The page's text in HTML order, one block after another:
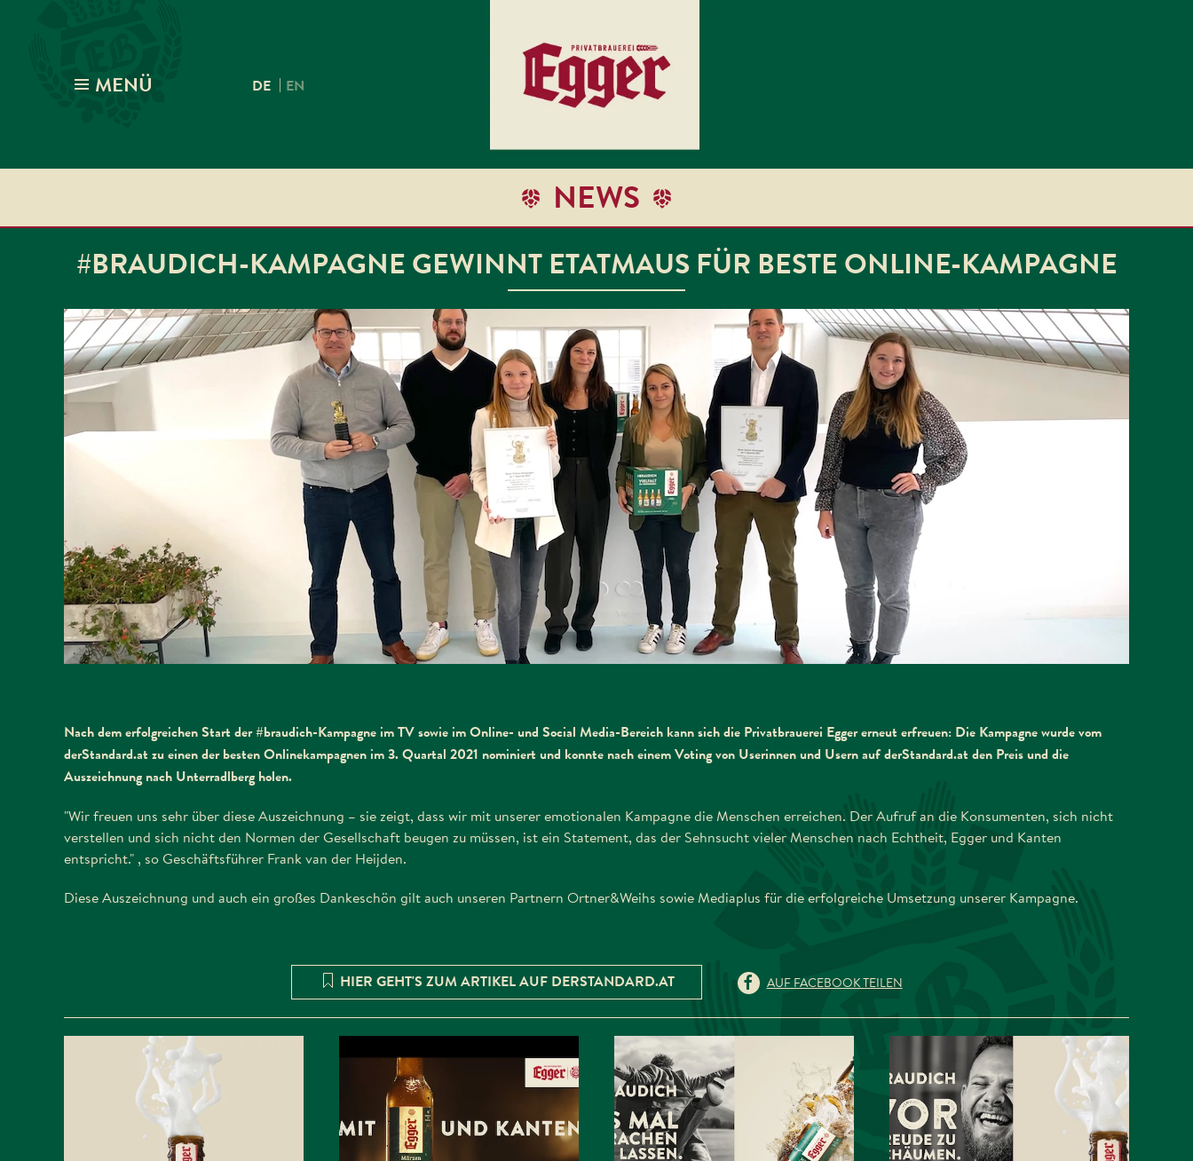
MENÜ DE | EN
NEWS
#BRAUDICH-KAMPAGNE GEWINNT ETATMAUS FÜR BESTE ONLINE-KAMPAGNE
Nach dem erfolgreichen Start der #braudich-Kampagne im TV sowie im Online- und Social Media-Bereich kann sich die Privatbrauerei Egger erneut erfreuen: Die Kampagne wurde vom
derStandard.at zu einen der besten Onlinekampagnen im 3. Quartal 2021 nominiert und konnte nach einem Voting von Userinnen und Usern auf derStandard.at den Preis und die
Auszeichnung nach Unterradlberg holen.
"Wir freuen uns sehr über diese Auszeichnung – sie zeigt, dass wir mit unserer emotionalen Kampagne die Menschen erreichen. Der Aufruf an die Konsumenten, sich nicht
verstellen und sich nicht den Normen der Gesellschaft beugen zu müssen, ist ein Statement, das der Sehnsucht vieler Menschen nach Echtheit, Egger und Kanten
entspricht." , so Geschäftsführer Frank van der Heijden.
Diese Auszeichnung und auch ein großes Dankeschön gilt auch unseren Partnern Ortner&Weihs sowie Mediaplus für die erfolgreiche Umsetzung unserer Kampagne.
HIER GEHT'S ZUM ARTIKEL AUF DERSTANDARD.AT AUF FACEBOOK TEILEN